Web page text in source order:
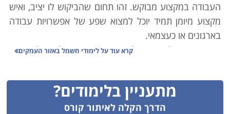
העבודה במקצוע מבוקש. זהו תחום שהביקוש לו יציב, ואיש
מקצוע מיומן תמיד יוכל למצוא שפע של אפשרויות עבודה
בארגונים או כעצמאי.
מקצועית מחולק הענף לדרגות שונות המובילות זו לזו בסדר
בהתאם לדרג הנלמד. הסיווגים בענף החשמל הם כלהלן:
חשמלאי עוזר, חשמלאי מעשי, חשמלאי מוסמך,
, חשמלאי טכנאי,חשמלאי-הנדסאי, חשמלאי-מהנדס,
קרא עוד עללימודי חשמל באזור העמקים
מתעניין בלימודים?
הדרך הקלה לאיתור קורס